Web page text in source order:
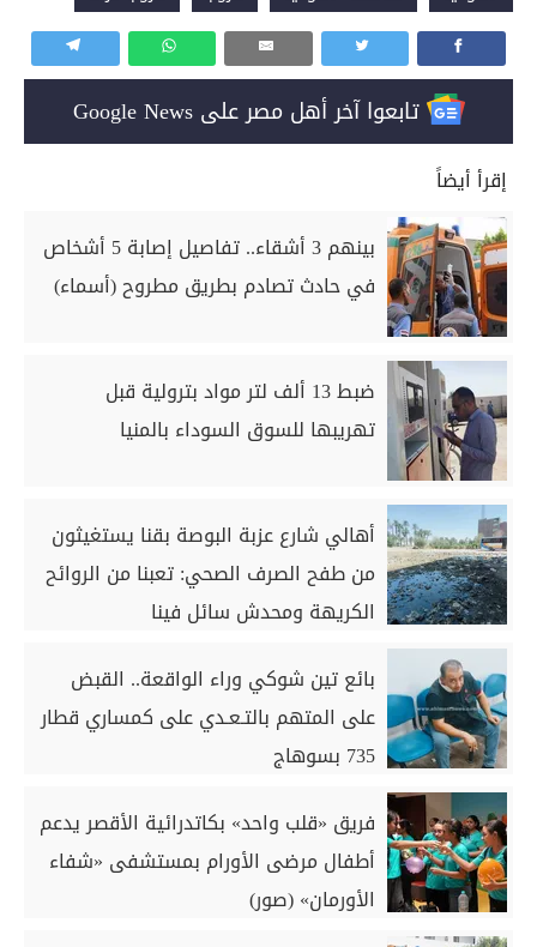
تابعوا آخر أهل مصر على Google News
إقرأ أيضاً
بينهم 3 أشقاء.. تفاصيل إصابة 5 أشخاص
في حادث تصادم بطريق مطروح (أسماء)
ضبط 13 ألف لتر مواد بترولية قبل
تهريبها للسوق السوداء بالمنيا
أهالي شارع عزبة البوصة بقنا يستغيثون
من طفح الصرف الصحي: تعبنا من الروائح
الكريهة ومحدش سائل فينا
بائع تين شوكي وراء الواقعة.. القبض
على المتهم بالتـعـدي على كمساري قطار
735 بسوهاج
فريق «قلب واحد» بكاتدرائية الأقصر يدعم
أطفال مرضى الأورام بمستشفى «شفاء
الأورمان» (صور)